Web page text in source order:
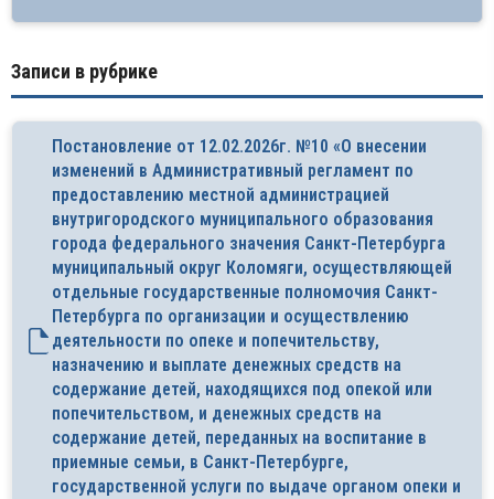
Записи в рубрике
Постановление от 12.02.2026г. №10 «О внесении
изменений в Административный регламент по
предоставлению местной администрацией
внутригородского муниципального образования
города федерального значения Санкт-Петербурга
муниципальный округ Коломяги, осуществляющей
отдельные государственные полномочия Санкт­-
Петербурга по организации и осуществлению
деятельности по опеке и попечительству,
назначению и выплате денежных средств на
содержание детей, находящихся под опекой или
попечительством, и денежных средств на
содержание детей, переданных на воспитание в
приемные семьи, в Санкт-Петербурге,
государственной услуги по выдаче органом опеки и